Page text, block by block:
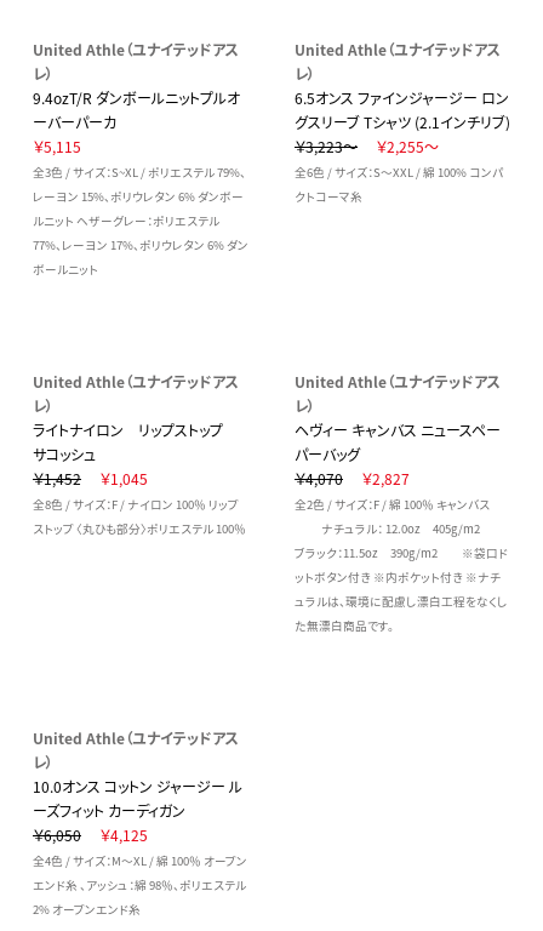
United Athle（ユナイテッドアス
レ）
9.4ozT/R ダンボールニットプルオ
ーバーパーカ
￥5,115
全3色 / サイズ：S~XL / ポリエステル 79%、
レーヨン 15%、ポリウレタン 6% ダンボー
ルニット ヘザーグレー：ポリエステル
77%、レーヨン 17%、ポリウレタン 6% ダン
ボールニット
United Athle（ユナイテッドアス
レ）
6.5オンス ファインジャージー ロン
グスリーブ Tシャツ (2.1インチリブ)
￥3,223～
￥2,255～
全6色 / サイズ：S～XXL / 綿 100% コンパ
クトコーマ糸
United Athle（ユナイテッドアス
レ）
ライトナイロン リップストップ
サコッシュ
￥1,452
￥1,045
全8色 / サイズ：F / ナイロン 100％ リップ
ストップ 〈丸ひも部分〉ポリエステル 100％
United Athle（ユナイテッドアス
レ）
ヘヴィー キャンバス ニュースペー
パーバッグ
￥4,070
￥2,827
全2色 / サイズ：F / 綿 100％ キャンバス
ナチュラル： 12.0oz 405g/m2
ブラック：11.5oz 390g/m2 ※袋口ド
ットボタン付き ※内ポケット付き ※ナチ
ュラルは、環境に配慮し漂白工程をなくし
た無漂白商品です。
United Athle（ユナイテッドアス
レ）
10.0オンス コットン ジャージー ル
ーズフィット カーディガン
￥6,050
￥4,125
全4色 / サイズ：M～XL / 綿 100％ オープン
エンド糸 、アッシュ：綿 98％、ポリエステル
2% オープンエンド糸